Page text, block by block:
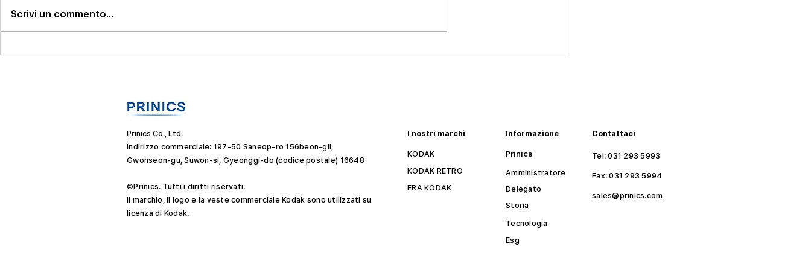
Scrivi un commento...
Prinics Co., Ltd.
Indirizzo commerciale: 197-50 Saneop-ro 156beon-gil,
Gwonseon-gu, Suwon-si, Gyeonggi-do (codice postale) 16648
©Prinics. Tutti i diritti riservati.
Il marchio, il logo e la veste commerciale Kodak sono utilizzati su
licenza di Kodak.
I nostri marchi
KODAK
KODAK RETRO
ERA KODAK
Informazione
Prinics
Amministratore
Delegato
Storia
Tecnologia
Esg
Contattaci
Tel: 031 293 5993
Fax: 031 293 5994​
sales@prinics.com